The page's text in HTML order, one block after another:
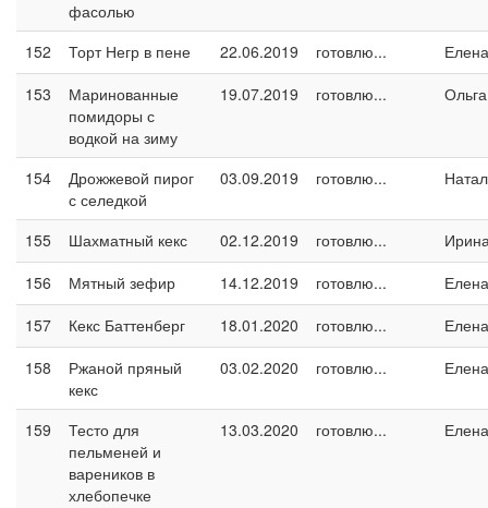
фасолью
152
Торт Негр в пене 22.06.2019 готовлю...
153
Маринованные
помидоры с
водкой на зиму
19.07.2019 готовлю... Ольга
154
Дрожжевой пирог
с селедкой
03.09.2019 готовлю...
155 Шахматный кекс 02.12.2019 готовлю...
156
Мятный зефир 14.12.2019 готовлю...
157
Кекс Баттенберг 18.01.2020 готовлю...
158
Ржаной пряный
кекс
03.02.2020 готовлю...
159
Тесто для
пельменей и
вареников в
хлебопечке
13.03.2020 готовлю...